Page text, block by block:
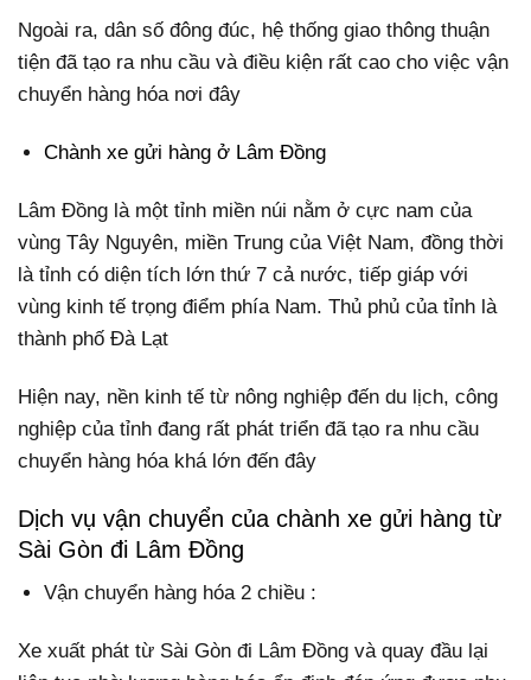
Ngoài ra, dân số đông đúc, hệ thống giao thông thuận
tiện đã tạo ra nhu cầu và điều kiện rất cao cho việc vận
chuyển hàng hóa nơi đây
Chành xe gửi hàng ở Lâm Đồng
Lâm Đồng là một tỉnh miền núi nằm ở cực nam của
vùng Tây Nguyên, miền Trung của Việt Nam, đồng thời
là tỉnh có diện tích lớn thứ 7 cả nước, tiếp giáp với
vùng kinh tế trọng điểm phía Nam. Thủ phủ của tỉnh là
thành phố Đà Lạt
Hiện nay, nền kinh tế từ nông nghiệp đến du lịch, công
nghiệp của tỉnh đang rất phát triển đã tạo ra nhu cầu
chuyển hàng hóa khá lớn đến đây
Dịch vụ vận chuyển của chành xe gửi hàng từ
Sài Gòn đi Lâm Đồng
Vận chuyển hàng hóa 2 chiều :
Xe xuất phát từ Sài Gòn đi Lâm Đồng và quay đầu lại